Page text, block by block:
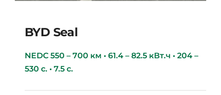
BYD Seal
NEDC 550 – 700 км • 61.4 – 82.5 кВт.ч • 204 –
530 с. • 7.5 с.